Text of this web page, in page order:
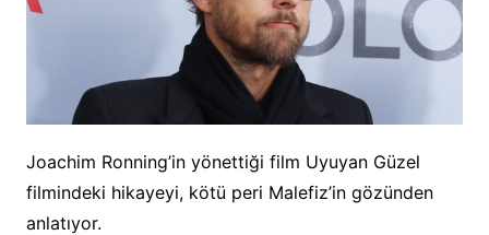
Joachim Ronning’in yönettiği film Uyuyan Güzel
filmindeki hikayeyi, kötü peri Malefiz’in gözünden
anlatıyor.